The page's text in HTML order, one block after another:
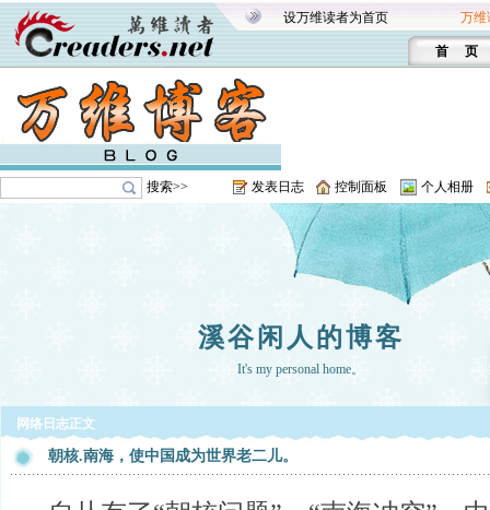
设万维读者为首页 万维
首 页
搜索>> 发表日志 控制面板 个人相册
溪谷闲人的博客
It's my personal home。
网络日志正文
朝核.南海，使中国成为世界老二儿。